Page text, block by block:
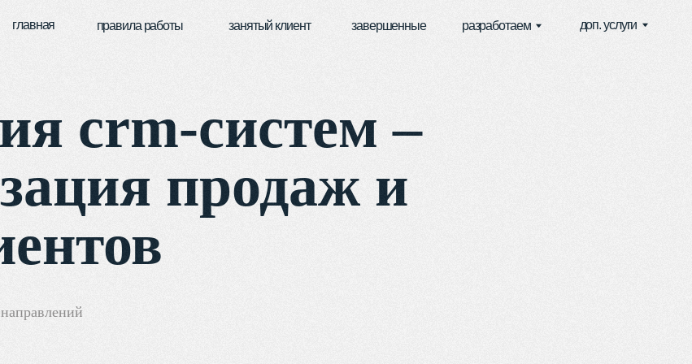
правила работы завершенные
занятый клиент доп. услуги
разработаем
crm-систем –
продаж и